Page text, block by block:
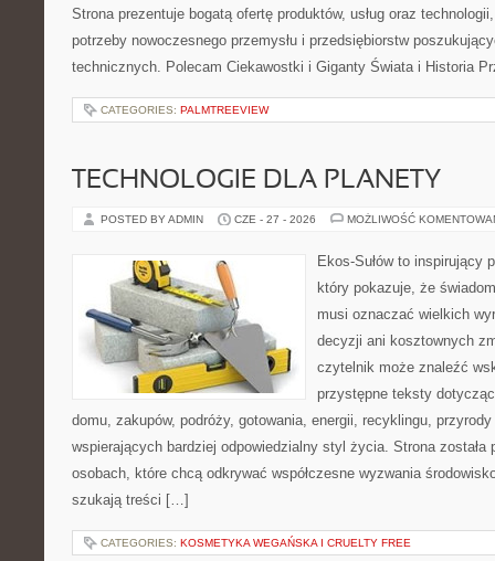
Strona prezentuje bogatą ofertę produktów, usług oraz
potrzeby nowoczesnego przemysłu i przedsiębiorstw
technicznych. Polecam Ciekawostki i Giganty Świata i Historia
CATEGORIES: PALMTREEVIEW
TECHNOLOGIE DLA PLANETY
POSTED BY ADMIN CZE - 27 - 2026 MOŻLIWOŚĆ
Ekos-Sułów to inspirujący
który pokazuje, że
musi oznaczać wielkich
decyzji ani kosztownych
czytelnik może znaleźć
przystępne teksty
domu, zakupów, podróży, gotowania, energii, recyklingu,
wspierających bardziej odpowiedzialny styl życia. Strona została
osobach, które chcą odkrywać współczesne wyzwania
szukają treści […]
CATEGORIES: KOSMETYKA WEGAŃSKA I CRUELTY FREE